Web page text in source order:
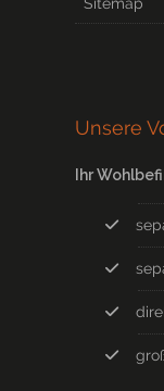
Unsere
Ihr